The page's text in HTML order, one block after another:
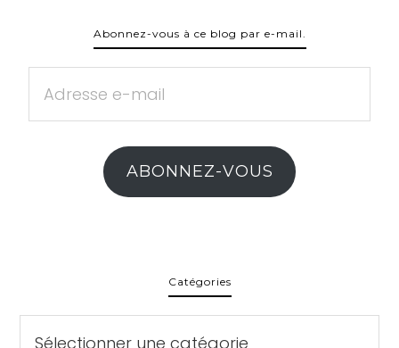
Abonnez-vous à ce blog par e-mail.
e-
mail
ABONNEZ-VOUS
Catégories